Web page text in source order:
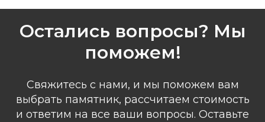
Остались вопросы? Мы
поможем!
Свяжитесь с нами, и мы поможем вам
выбрать памятник, рассчитаем стоимость
и ответим на все ваши вопросы. Оставьте